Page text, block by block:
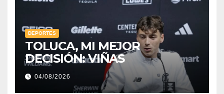
DEPORTES
TOLUCA, MI MEJOR
DECISIÓN: VIÑAS
04/08/2026